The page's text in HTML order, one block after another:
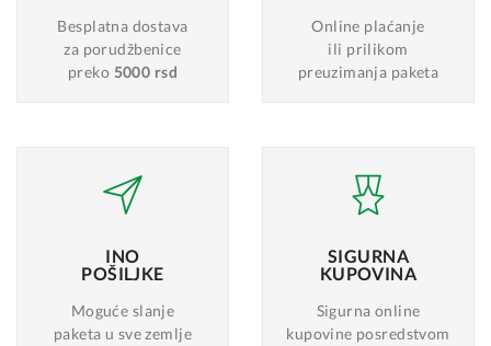
Besplatna dostava
za porudžbenice
preko 5000 rsd
Online plaćanje
ili prilikom
preuzimanja paketa
INO
POŠILJKE
Moguće slanje
paketa u sve zemlje
SIGURNA
KUPOVINA
Sigurna online
kupovine posredstvom